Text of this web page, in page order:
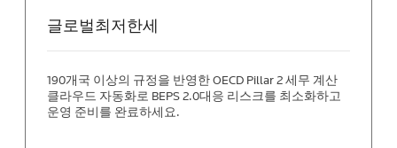
글로벌최저한세
190개국 이상의 규정을 반영한 OECD Pillar 2 세무 계산
클라우드 자동화로 BEPS 2.0대응 리스크를 최소화하고
운영 준비를 완료하세요.